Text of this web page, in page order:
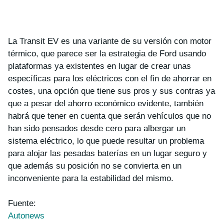
La Transit EV es una variante de su versión con motor
térmico, que parece ser la estrategia de Ford usando
plataformas ya existentes en lugar de crear unas
específicas para los eléctricos con el fin de ahorrar en
costes, una opción que tiene sus pros y sus contras ya
que a pesar del ahorro económico evidente, también
habrá que tener en cuenta que serán vehículos que no
han sido pensados desde cero para albergar un
sistema eléctrico, lo que puede resultar un problema
para alojar las pesadas baterías en un lugar seguro y
que además su posición no se convierta en un
inconveniente para la estabilidad del mismo.
Fuente:
Autonews